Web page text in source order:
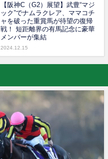
【阪神C（G2）展望】武豊“マジ
ック”でナムラクレア、ママコチ
ャを破った重賞馬が待望の復帰
戦！ 短距離界の有馬記念に豪華
メンバーが集結
2024.12.15